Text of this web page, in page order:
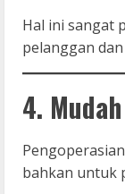
Hal ini sangat
pelanggan
4.
bahkan untuk